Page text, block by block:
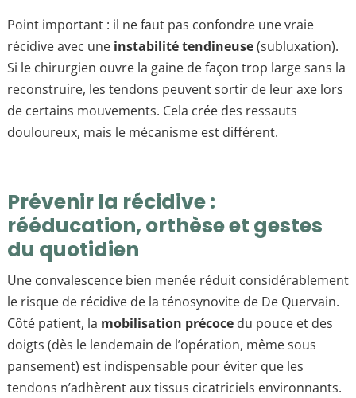
Point important : il ne faut pas confondre une vraie
récidive avec une instabilité tendineuse(subluxation).
Si le chirurgien ouvre la gaine de façon trop large sans la
reconstruire, les tendons peuvent sortir de leur axe lors
de certains mouvements. Cela crée des ressauts
douloureux, mais le mécanisme est différent.
Prévenir la récidive :
rééducation, orthèse et gestes
du quotidien
Une convalescence bien menée réduit considérablement
le risque de récidive de la ténosynovite de De Quervain.
Côté patient, la mobilisation précocedu pouce et des
doigts (dès le lendemain de l’opération, même sous
pansement) est indispensable pour éviter que les
tendons n’adhèrent aux tissus cicatriciels environnants.